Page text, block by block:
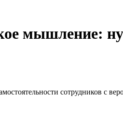
мышление:
сотрудников с